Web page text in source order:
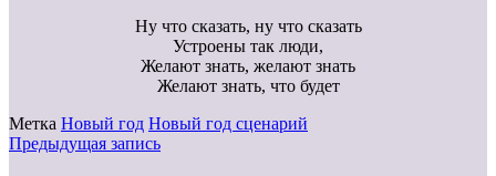
Ну что сказать, ну что сказать
Устроены так люди,
Желают знать, желают знать
Желают знать, что будет
Метка Новый год Новый год сценарий
Предыдущая запись